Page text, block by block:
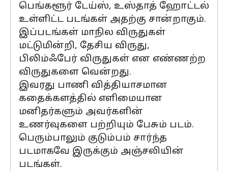
பெங்களூர் டேய்ஸ், உஸ்தாத் ஹோட்டல்
உள்ளிட்ட படங்கள் அதற்கு சான்றாகும்.
இப்படங்கள் மாநில விருதுகள்
மட்டுமின்றி, தேசிய விருது,
பிலிம்ஃபேர் விருதுகள் என எண்ணற்ற
விருதுகளை வென்றது.
இவரது பாணி வித்தியாசமான
கதைக்களத்தில் எளிமையான
மனிதர்களும் அவர்களின்
உணர்வுகளை பற்றியும் பேசும் படம்.
பெரும்பாலும் குடும்பம் சார்ந்த
படமாகவே இருக்கும் அஞ்சலியின்
படங்கள்.